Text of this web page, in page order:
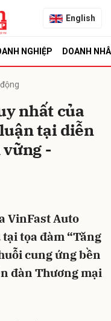
English
NGHIỆP DOANH
nhất của
tại diễn
-
VinFast Auto
tọa đàm “Tăng
cung ứng bền
đàn Thương mại